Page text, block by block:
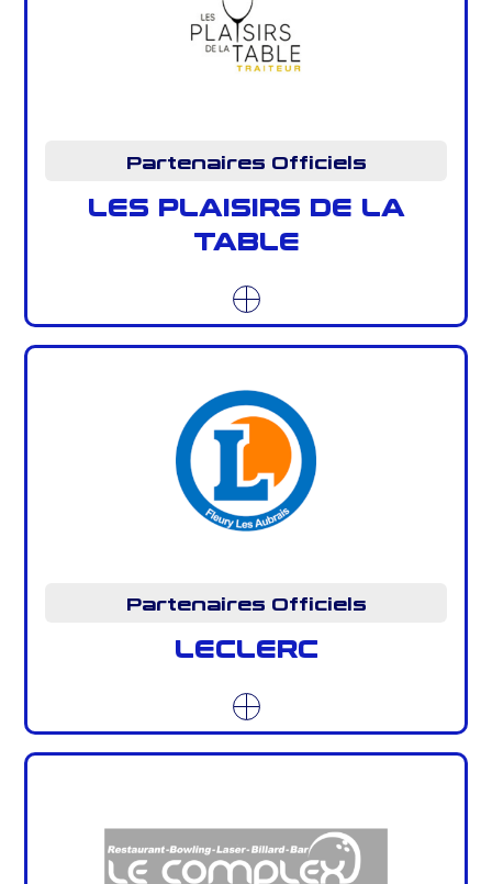
Partenaires Officiels
LES PLAISIRS DE LA
TABLE
Partenaires Officiels
LECLERC